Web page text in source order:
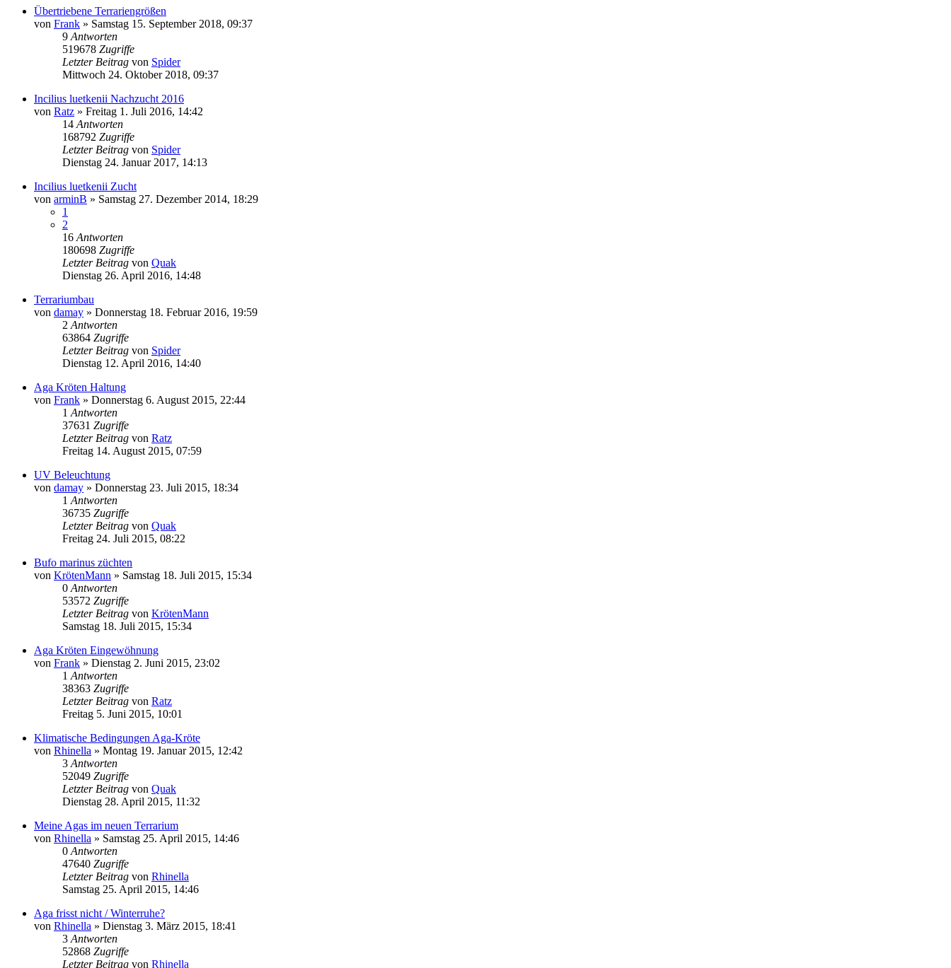
Übertriebene Terrariengrößen
von Frank » Samstag 15. September 2018, 09:37
9 Antworten
519678 Zugriffe
Letzter Beitrag von Spider
Mittwoch 24. Oktober 2018, 09:37
Incilius luetkenii Nachzucht 2016
von Ratz » Freitag 1. Juli 2016, 14:42
14 Antworten
168792 Zugriffe
Letzter Beitrag von Spider
Dienstag 24. Januar 2017, 14:13
Incilius luetkenii Zucht
von arminB » Samstag 27. Dezember 2014, 18:29
1
2
16 Antworten
180698 Zugriffe
Letzter Beitrag von Quak
Dienstag 26. April 2016, 14:48
Terrariumbau
von damay » Donnerstag 18. Februar 2016, 19:59
2 Antworten
63864 Zugriffe
Letzter Beitrag von Spider
Dienstag 12. April 2016, 14:40
Aga Kröten Haltung
von Frank » Donnerstag 6. August 2015, 22:44
1 Antworten
37631 Zugriffe
Letzter Beitrag von Ratz
Freitag 14. August 2015, 07:59
UV Beleuchtung
von damay » Donnerstag 23. Juli 2015, 18:34
1 Antworten
36735 Zugriffe
Letzter Beitrag von Quak
Freitag 24. Juli 2015, 08:22
Bufo marinus züchten
von KrötenMann » Samstag 18. Juli 2015, 15:34
0 Antworten
53572 Zugriffe
Letzter Beitrag von KrötenMann
Samstag 18. Juli 2015, 15:34
Aga Kröten Eingewöhnung
von Frank » Dienstag 2. Juni 2015, 23:02
1 Antworten
38363 Zugriffe
Letzter Beitrag von Ratz
Freitag 5. Juni 2015, 10:01
Klimatische Bedingungen Aga-Kröte
von Rhinella » Montag 19. Januar 2015, 12:42
3 Antworten
52049 Zugriffe
Letzter Beitrag von Quak
Dienstag 28. April 2015, 11:32
Meine Agas im neuen Terrarium
von Rhinella » Samstag 25. April 2015, 14:46
0 Antworten
47640 Zugriffe
Letzter Beitrag von Rhinella
Samstag 25. April 2015, 14:46
Aga frisst nicht / Winterruhe?
von Rhinella » Dienstag 3. März 2015, 18:41
3 Antworten
52868 Zugriffe
Letzter Beitrag von Rhinella